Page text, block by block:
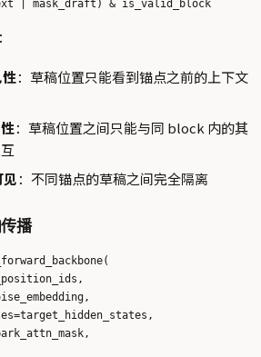
：
：草稿位置只能看到锚点之前的上下文
：草稿位置之间只能与同 block 内的其
：不同锚点的草稿之间完全隔离
播